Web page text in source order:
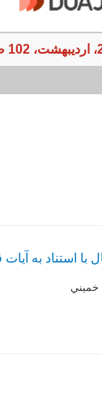
استناد به آیات